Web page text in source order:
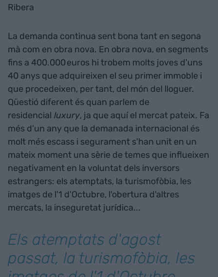
Ribera
La demanda continua sent bona tant en segona
mà com en obra nova. En obra nova, en segments
fins a 400.000 euros hi trobem molts joves d'uns
40 anys que adquireixen el seu primer immoble i
que procedeixen, per tant, del món del lloguer.
Qüestió diferent és quan parlem de
residencial luxury, ja que aquí el mercat pateix. Fa
més d'un any que la demanada internacional és
molt més escass i segurament s'han unit en un
mateix moment una sèrie de temes que influeixen
negativament en la voluntat dels inversors
estrangers: els atemptats, la turismofòbia, les
imatges de l'1 d'Octubre, l'obertura d'altres
mercats, la inseguretat jurídica...
Els atemptats d'agost
passat, la turismofòbia, les